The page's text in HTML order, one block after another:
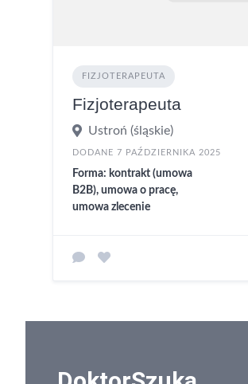
FIZJOTERAPEUTA
Fizjoterapeuta
Ustroń (śląskie)
DODANE 7 PAŹDZIERNIKA 2025
Forma: kontrakt (umowa
B2B), umowa o pracę,
umowa zlecenie